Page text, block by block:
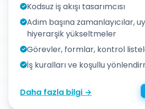
✓ Kodsuz iş akışı tasarımcısı
✓Adım başına zamanlayıcılar,
hiyerarşik yükseltmeler
✓Görevler, formlar, kontrol
✓ İş kuralları ve koşullu
Daha fazla bilgi →